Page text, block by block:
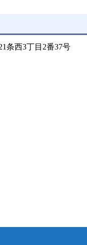
条西3丁目2番37号